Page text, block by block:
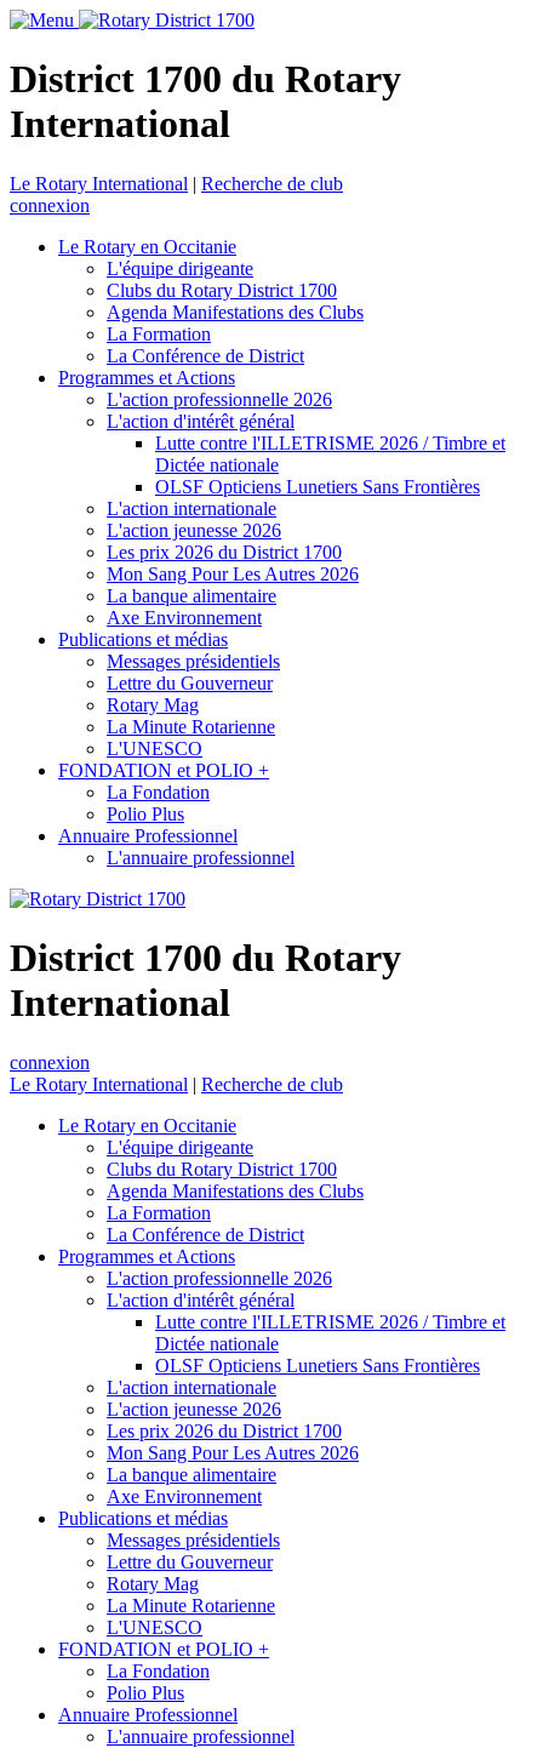
District 1700 du Rotary
International
Le Rotary International | Recherche de club
connexion
Le Rotary en Occitanie
L'équipe dirigeante
Clubs du Rotary District 1700
Agenda Manifestations des Clubs
La Formation
La Conférence de District
Programmes et Actions
L'action professionnelle 2026
L'action d'intérêt général
Lutte contre l'ILLETRISME 2026 / Timbre et
Dictée nationale
OLSF Opticiens Lunetiers Sans Frontières
L'action internationale
L'action jeunesse 2026
Les prix 2026 du District 1700
Mon Sang Pour Les Autres 2026
La banque alimentaire
Axe Environnement
Publications et médias
Messages présidentiels
Lettre du Gouverneur
Rotary Mag
La Minute Rotarienne
L'UNESCO
FONDATION et POLIO +
La Fondation
Polio Plus
Annuaire Professionnel
L'annuaire professionnel
District 1700 du Rotary
International
connexion
Le Rotary International | Recherche de club
Le Rotary en Occitanie
L'équipe dirigeante
Clubs du Rotary District 1700
Agenda Manifestations des Clubs
La Formation
La Conférence de District
Programmes et Actions
L'action professionnelle 2026
L'action d'intérêt général
Lutte contre l'ILLETRISME 2026 / Timbre et
Dictée nationale
OLSF Opticiens Lunetiers Sans Frontières
L'action internationale
L'action jeunesse 2026
Les prix 2026 du District 1700
Mon Sang Pour Les Autres 2026
La banque alimentaire
Axe Environnement
Publications et médias
Messages présidentiels
Lettre du Gouverneur
Rotary Mag
La Minute Rotarienne
L'UNESCO
FONDATION et POLIO +
La Fondation
Polio Plus
Annuaire Professionnel
L'annuaire professionnel